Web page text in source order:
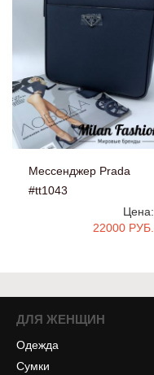
Мессенджер Prada
#tt1043
Цена:
22000 РУБ.
ДЛЯ ЖЕНЩИН
Одежда
Сумки